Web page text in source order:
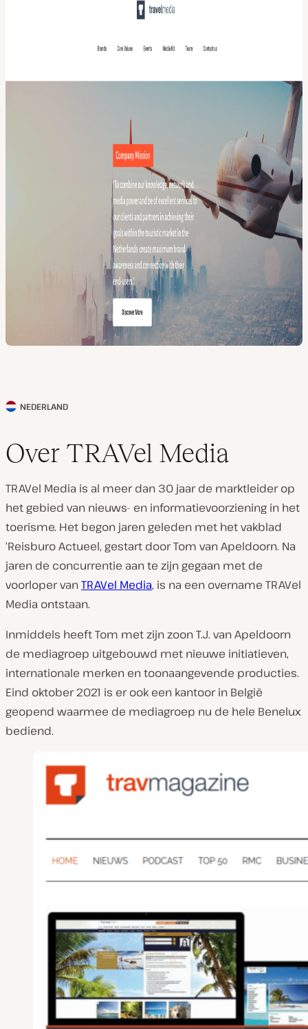
L
n
v
a
n
k
l
a
n
t
NEDERLAND
Over TRAVel Media
TRAVel Media is al meer dan 30 jaar de marktleider op
het gebied van nieuws- en informatievoorziening in het
toerisme. Het begon jaren geleden met het vakblad
‘Reisburo Actueel, gestart door Tom van Apeldoorn. Na
jaren de concurrentie aan te zijn gegaan met de
voorloper vanTRAVel Media, is na een overname TRAVel
Media ontstaan.
Inmiddels heeft Tom met zijn zoon T.J. van Apeldoorn
de mediagroep uitgebouwd met nieuwe initiatieven,
internationale merken en toonaangevende producties.
Eind oktober 2021 is er ook een kantoor in België
geopend waarmee de mediagroep nu de hele Benelux
bediend.